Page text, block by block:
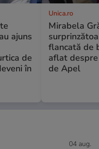
ajuns
de
în
Unica.ro
Mirabela
flancată de
aflat
de Apel
04 aug.